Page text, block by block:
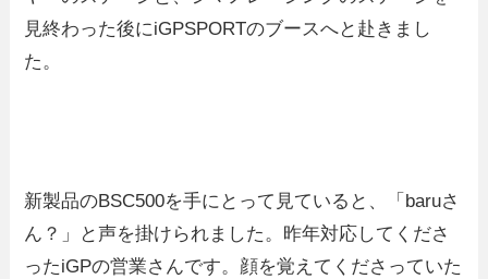
見終わった後にiGPSPORTのブースへと赴きまし
た。
新製品のBSC500を手にとって見ていると、「baruさ
ん？」と声を掛けられました。昨年対応してくださ
ったiGPの営業さんです。顔を覚えてくださっていた